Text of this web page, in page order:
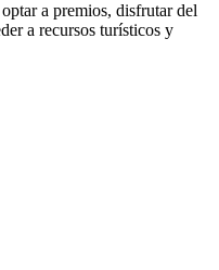
a premios, disfrutar del
a recursos turísticos y